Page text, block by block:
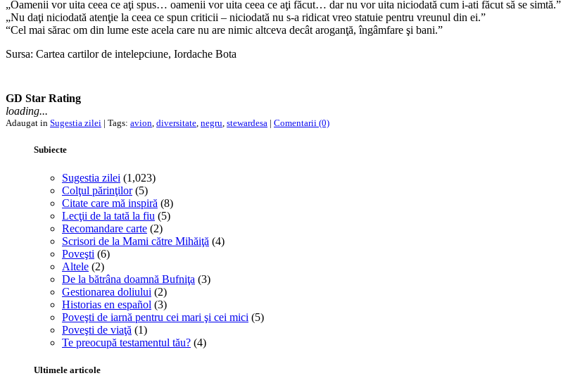
„Oamenii vor uita ceea ce aţi spus… oamenii vor uita ceea ce aţi făcut… dar nu vor uita niciodată cum i-ati făcut să se simtă.”
„Nu daţi niciodată atenţie la ceea ce spun criticii – niciodată nu s-a ridicat vreo statuie pentru vreunul din ei.”
“Cel mai sărac om din lume este acela care nu are nimic altceva decât aroganţă, îngâmfare şi bani.”
Sursa: Cartea cartilor de intelepciune, Iordache Bota
GD Star Rating
loading...
Adaugat in Sugestia zilei | Tags: avion, diversitate, negru, stewardesa | Comentarii (0)
Subiecte
Sugestia zilei (1,023)
Colţul părinţilor(5)
Citate care mă inspiră (8)
Lecţii de la tată la fiu (5)
Recomandare carte (2)
Scrisori de la Mami către Mihăiţă (4)
Poveşti (6)
Altele (2)
De la bătrâna doamnă Bufniţa (3)
Gestionarea doliului (2)
Historias en español (3)
Poveşti de iarnă pentru cei mari şi cei mici (5)
Poveşti de viaţă (1)
Te preocupă testamentul tău? (4)
Ultimele articole